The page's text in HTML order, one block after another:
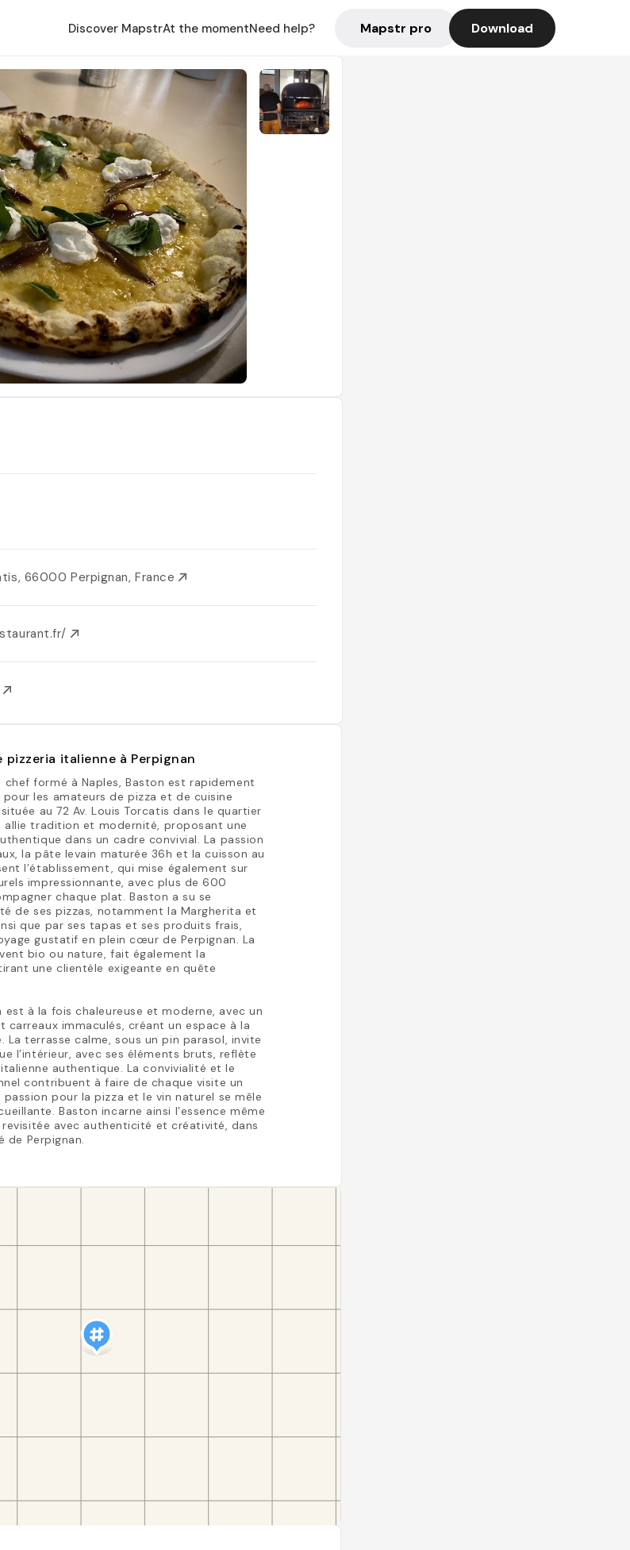
Discover MapstrAt the momentNeed help? Mapstr pro Download
66000 Perpignan, France
pizzeria italienne à Perpignan
chef formé à Naples, Baston est rapidement
les amateurs de pizza et de cuisine
au 72 Av. Louis Torcatis dans le quartier
allie tradition et modernité, proposant une
dans un cadre convivial. La passion
la pâte levain maturée 36h et la cuisson au
l’établissement, qui mise également sur
impressionnante, avec plus de 600
chaque plat. Baston a su se
de ses pizzas, notamment la Margherita et
que par ses tapas et ses produits frais,
gustatif en plein cœur de Perpignan. La
bio ou nature, fait également la
une clientèle exigeante en quête
est à la fois chaleureuse et moderne, avec un
immaculés, créant un espace à la
terrasse calme, sous un pin parasol, invite
l’intérieur, avec ses éléments bruts, reflète
italienne authentique. La convivialité et le
contribuent à faire de chaque visite un
pour la pizza et le vin naturel se mêle
Baston incarne ainsi l’essence même
avec authenticité et créativité, dans
de Perpignan.